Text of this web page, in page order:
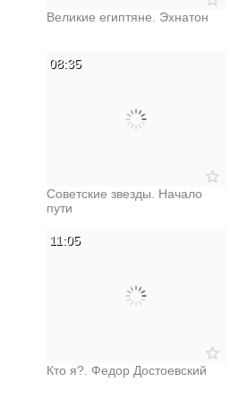
Великие египтяне. Эхнатон
Советские звезды. Начало
пути
08:35
Кто я?. Федор Достоевский
11:05